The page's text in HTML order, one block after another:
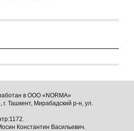
в ООО «NORMA»
г. Ташкент, Мирабадский р-н, ул.
Константин Васильевич.